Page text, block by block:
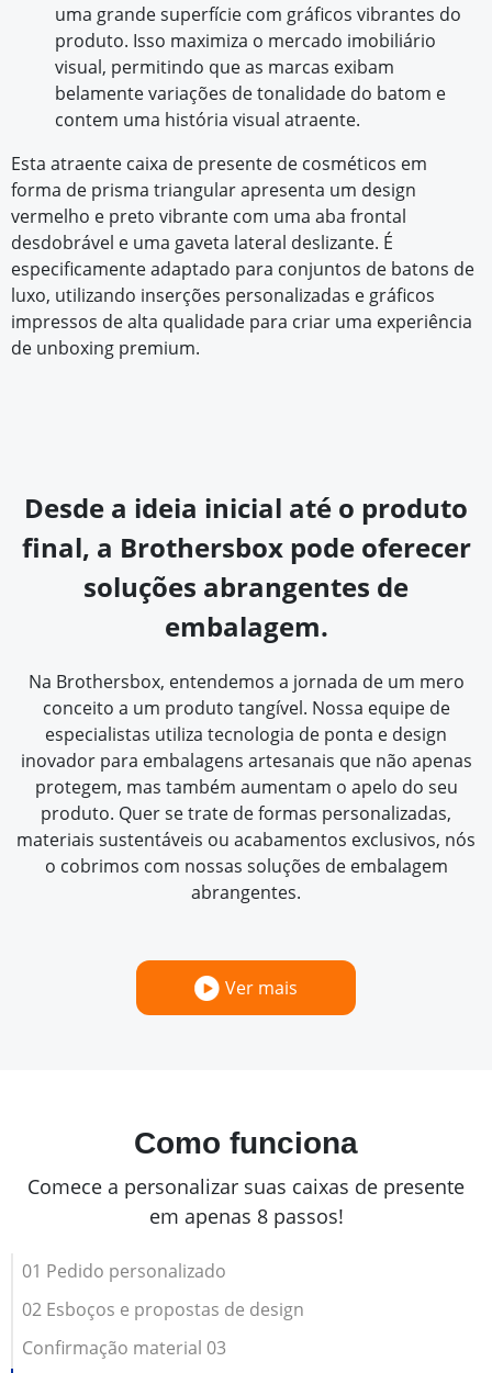
uma grande superfície com gráficos vibrantes do
produto. Isso maximiza o mercado imobiliário
visual, permitindo que as marcas exibam
belamente variações de tonalidade do batom e
contem uma história visual atraente.
Esta atraente caixa de presente de cosméticos em
forma de prisma triangular apresenta um design
vermelho e preto vibrante com uma aba frontal
desdobrável e uma gaveta lateral deslizante. É
especificamente adaptado para conjuntos de batons de
luxo, utilizando inserções personalizadas e gráficos
impressos de alta qualidade para criar uma experiência
de unboxing premium.
Desde a ideia inicial até o produto
final, a Brothersbox pode oferecer
soluções abrangentes de
embalagem.
Na Brothersbox, entendemos a jornada de um mero
conceito a um produto tangível. Nossa equipe de
especialistas utiliza tecnologia de ponta e design
inovador para embalagens artesanais que não apenas
protegem, mas também aumentam o apelo do seu
produto. Quer se trate de formas personalizadas,
materiais sustentáveis ou acabamentos exclusivos, nós
o cobrimos com nossas soluções de embalagem
abrangentes.
Ver mais
Como funciona
Comece a personalizar suas caixas de presente
em apenas 8 passos!
01 Pedido personalizado
02 Esboços e propostas de design
Confirmação material 03